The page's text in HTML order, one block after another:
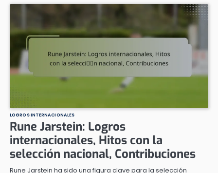
LOGROS INTERNACIONALES
Rune Jarstein: Logros
internacionales, Hitos con la
selección nacional, Contribuciones
Rune Jarstein ha sido una figura clave para la selección